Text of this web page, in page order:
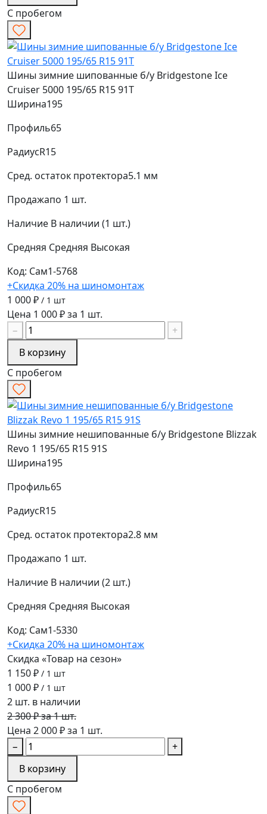
С пробегом
Шины зимние шипованные б/у Bridgestone Ice
Cruiser 5000 195/65 R15 91T
Ширина195
Профиль65
РадиусR15
Сред. остаток протектора5.1 мм
Продажапо 1 шт.
Наличие В наличии (1 шт.)
Средняя Средняя Высокая
Код: Сам1-5768
+Скидка 20% на шиномонтаж
1 000 ₽ / 1 шт
Цена 1 000 ₽ за 1 шт.
−
+
В корзину
С пробегом
Шины зимние нешипованные б/у Bridgestone Blizzak
Revo 1 195/65 R15 91S
Ширина195
Профиль65
РадиусR15
Сред. остаток протектора2.8 мм
Продажапо 1 шт.
Наличие В наличии (2 шт.)
Средняя Средняя Высокая
Код: Сам1-5330
+Скидка 20% на шиномонтаж
Скидка «Товар на сезон»
1 150 ₽ / 1 шт
1 000 ₽ / 1 шт
2 шт. в наличии
2 300 ₽ за 1 шт.
Цена 2 000 ₽ за 1 шт.
−
+
В корзину
С пробегом